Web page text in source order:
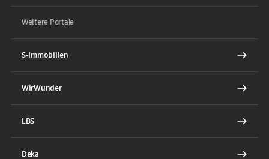
Weitere Portale
S-Immobilien
WirWunder
LBS
Deka